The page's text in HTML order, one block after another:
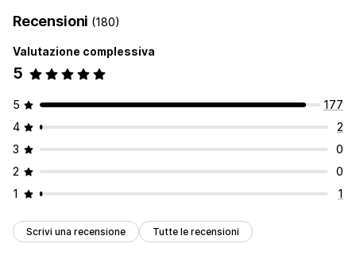
Recensioni (180)
Valutazione complessiva
5
5
177
4
2
3
0
2
0
1
1
Scrivi una recensione Tutte le recensioni